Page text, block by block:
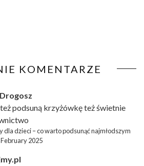
KOMENTARZE
podsuną krzyżówkęteż świetnie
dla dzieci – co warto podsunąć najmłodszym
February 2025